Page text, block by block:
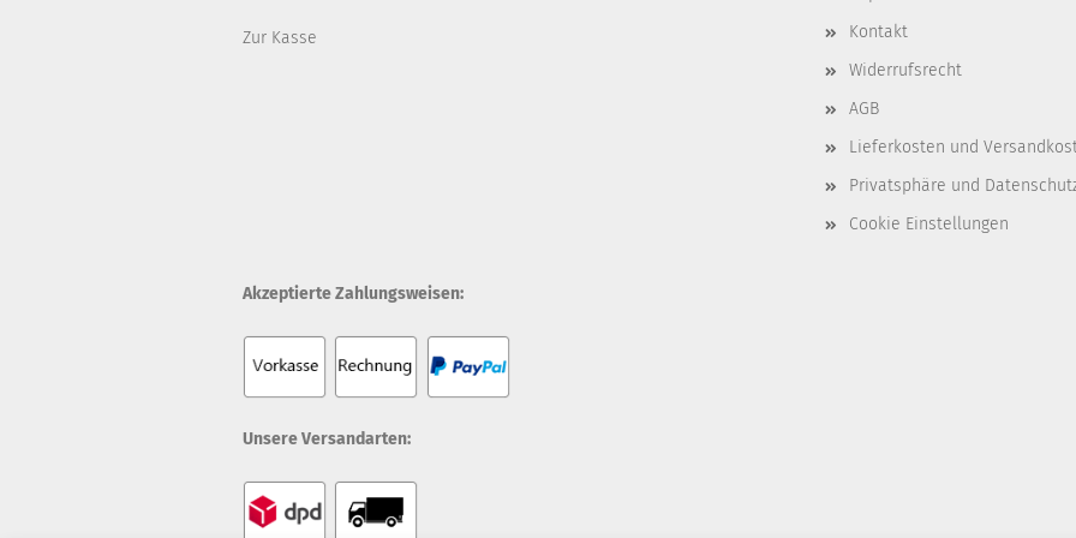
Zur Kasse
Kontakt
Widerrufsrecht
AGB
Lieferkosten und
Privatsphäre und
Cookie Einstellungen
Akzeptierte Zahlungsweisen:
Unsere Versandarten: